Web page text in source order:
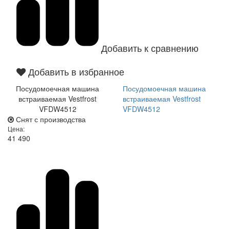
Добавить к сравнению
Добавить в избранное
Посудомоечная машина
встраиваемая Vestfrost
VFDW4512
Посудомоечная машина
встраиваемая Vestfrost
VFDW4512
Снят с производства
Цена:
41 490